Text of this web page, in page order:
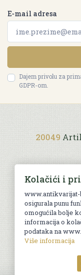
E-mail adresa
Dajem privolu za
GDPR-om.
20049
© Sva
Kolačići i
osigurala punu
omogućila bolje
informacija o
podataka na
Više informacija